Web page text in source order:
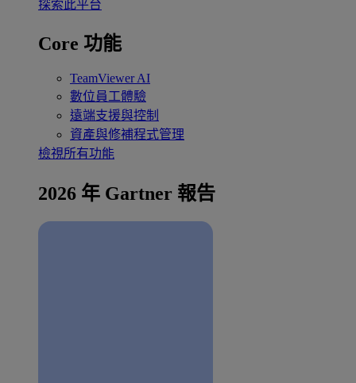
探索此平台
Core 功能
TeamViewer AI
數位員工體驗
遠端支援與控制
資產與修補程式管理
檢視所有功能
2026 年 Gartner 報告